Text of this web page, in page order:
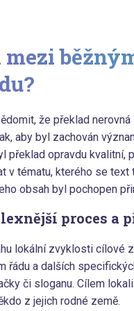
že překlad
aby byl zachován
překlad opravdu
v tématu, kterého se
obsah byl pochopen
proces a
lokální zvyklosti cílové
řádu a dalších
či sloganu. Cílem
z jejich rodné země.